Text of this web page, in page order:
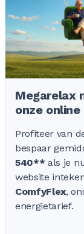
Megarelax
onze
Profiteer van
bespaar
540** als je
website
ComfyFlex,
energietarief.